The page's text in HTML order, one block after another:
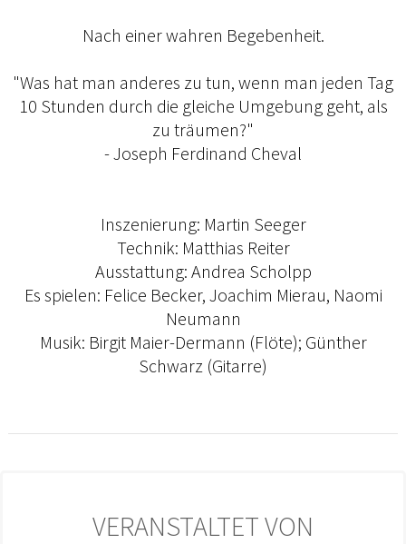
Nach einer wahren Begebenheit.
"Was hat man anderes zu tun, wenn man jeden Tag
10 Stunden durch die gleiche Umgebung geht, als
zu träumen?"
- Joseph Ferdinand Cheval
Inszenierung: Martin Seeger
Technik: Matthias Reiter
Ausstattung: Andrea Scholpp
Es spielen: Felice Becker, Joachim Mierau, Naomi
Neumann
Musik: Birgit Maier-Dermann (Flöte); Günther
Schwarz (Gitarre)
VERANSTALTET VON